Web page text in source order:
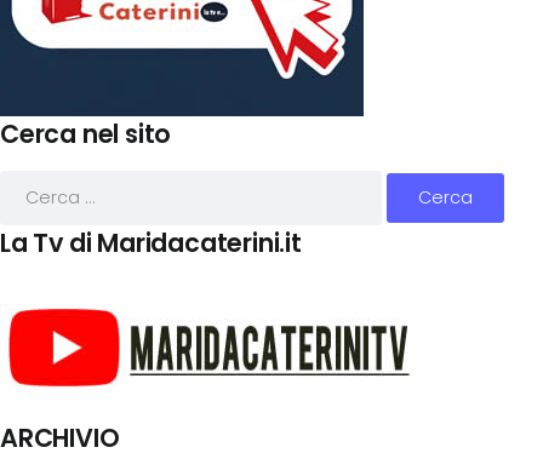
Cerca nel sito
La Tv di Maridacaterini.it
ARCHIVIO